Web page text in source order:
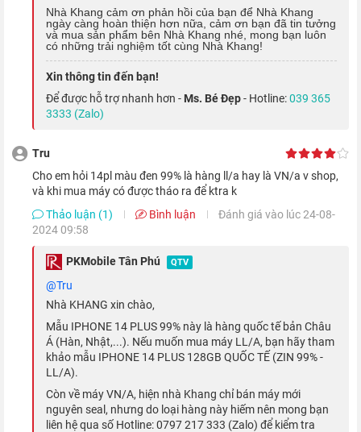
các ứng dụng AR. Đồng thời,Applecũng tối ưu chip để tản
nhiệt tốt hơn, giúp bạn sử dụng thoải mái trong thời gian dài.
Mặt khác, dung lượng RAM trên chiếc di động này cũng đã
được nâng lên 6 GB, thay vì 4 GB như thế hệ trước, nhờ vậy mà
những tác vụ đa nhiệm hay mở nhiều ứng dụng cùng một lúc
Chụp ảnh xuất sắc
Dù không sở hữu hệ thống camera ấn tượng như các phiên bản
Pro, nhưng cụm 2 camera sau cải tiến có cùng độ phân giải 12
MP của iPhone 14 Plus vẫn có thể mang đến những bức ảnh
chụp sắc nét.
Ngoài ra, khả năng thu sáng trên phiên bản này cũng đã được
nâng cao hơn so với thế hệ trước, giúp cho những bức ảnh
chụp đêm hay những thước phim quay trong bóng tối được
đẹp nhất có thể.
Nhà Khang cảm ơn phản hồi của bạn để Nhà Khang
ngày càng hoàn thiện hơn nữa, cảm ơn bạn đã tin tưởng
và mua sản phẩm bên Nhà Khang nhé, mong bạn luôn
có những trải nghiệm tốt cùng Nhà Khang!
Xin thông tin đến bạn!
Để được hỗ trợ nhanh hơn - Ms. Bé Đẹp- Hotline:039 365
3333 (Zalo)
Tru
Cho em hỏi 14pl màu đen 99% là hàng ll/a hay là VN/a v shop,
và khi mua máy có được tháo ra để ktra k
Thảo luận (1)
Bình luận
Đánh giá vào lúc 24-08-
2024 09:58
PKMobile Tân Phú QTV
@Tru
Nhà KHANG xin chào,
Mẫu IPHONE 14 PLUS 99% này là hàng quốc tế bản Châu
Á (Hàn, Nhật,...). Nếu muốn mua máy LL/A, bạn hãy tham
khảo mẫu IPHONE 14 PLUS 128GB QUỐC TẾ (ZIN 99% -
LL/A).
Còn về máy VN/A, hiện nhà Khang chỉ bán máy mới
nguyên seal, nhưng do loại hàng này hiếm nên mong bạn
liên hệ qua số Hotline: 0797 217 333 (Zalo) để kiểm tra